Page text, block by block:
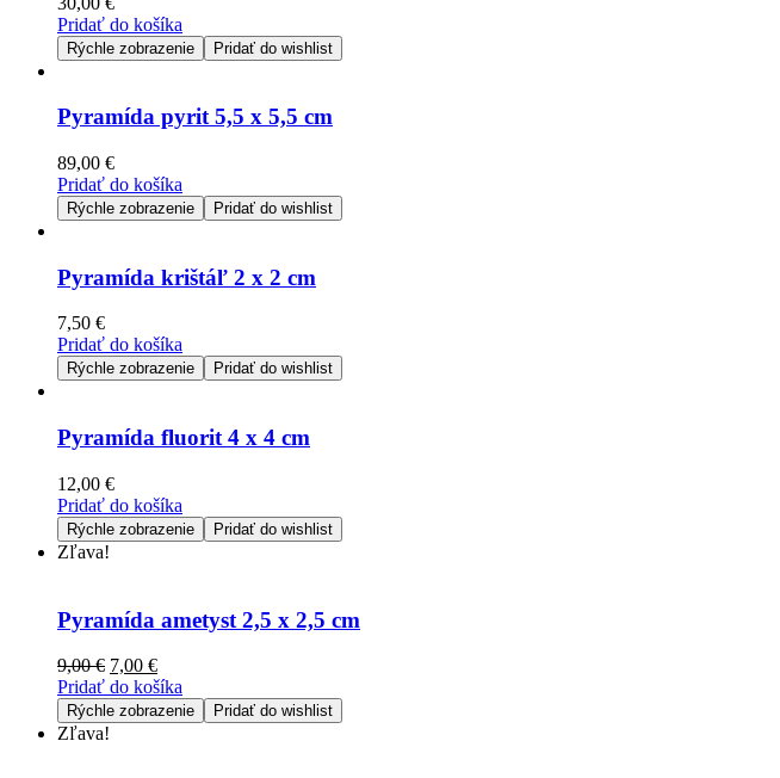
Pridať do košíka
Rýchle zobrazenie Pridať do wishlist
Pyramída pyrit 5,5 x 5,5 cm
89,00 €
Pridať do košíka
Rýchle zobrazenie Pridať do wishlist
Pyramída krištáľ 2 x 2 cm
7,50 €
Pridať do košíka
Rýchle zobrazenie Pridať do wishlist
Pyramída fluorit 4 x 4 cm
12,00 €
Pridať do košíka
Rýchle zobrazenie Pridať do wishlist
Zľava!
Pyramída ametyst 2,5 x 2,5 cm
9,00€ 7,00 €
Pridať do košíka
Rýchle zobrazenie Pridať do wishlist
Zľava!